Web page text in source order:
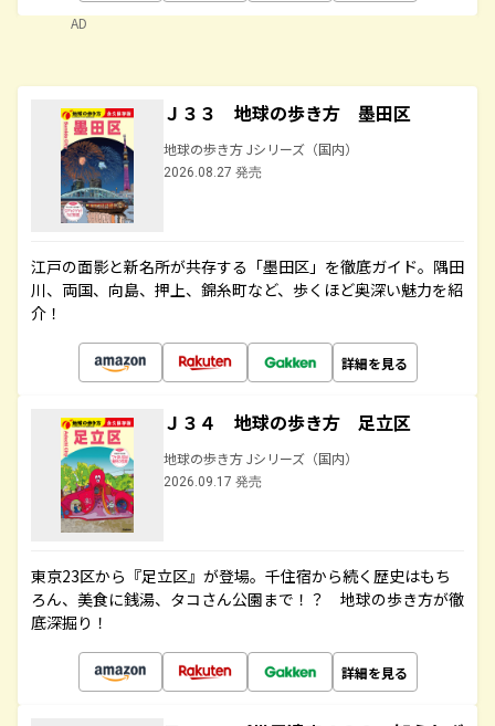
AD
Ｊ３３ 地球の歩き方 墨田区
地球の歩き方 Jシリーズ（国内）
2026.08.27 発売
江戸の面影と新名所が共存する「墨田区」を徹底ガイド。隅田
川、両国、向島、押上、錦糸町など、歩くほど奥深い魅力を紹
介！
詳細を見る
Ｊ３４ 地球の歩き方 足立区
地球の歩き方 Jシリーズ（国内）
2026.09.17 発売
東京23区から『足立区』が登場。千住宿から続く歴史はもち
ろん、美食に銭湯、タコさん公園まで！？ 地球の歩き方が徹
底深掘り！
詳細を見る